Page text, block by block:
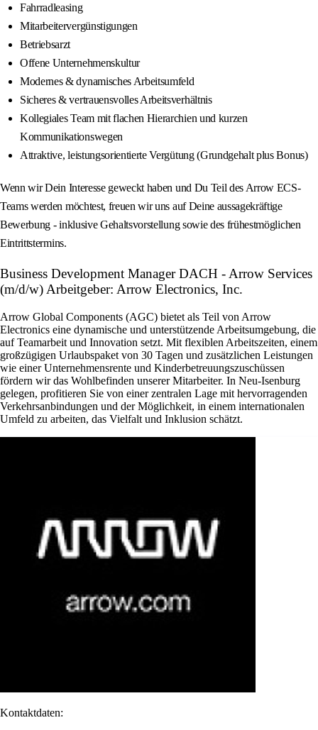
Fahrradleasing
Mitarbeitervergünstigungen
Betriebsarzt
Offene Unternehmenskultur
Modernes & dynamisches Arbeitsumfeld
Sicheres & vertrauensvolles Arbeitsverhältnis
Kollegiales Team mit flachen Hierarchien und kurzen
Kommunikationswegen
Attraktive, leistungsorientierte Vergütung (Grundgehalt plus Bonus)
Wenn wir Dein Interesse geweckt haben und Du Teil des Arrow ECS-
Teams werden möchtest, freuen wir uns auf Deine aussagekräftige
Bewerbung - inklusive Gehaltsvorstellung sowie des frühestmöglichen
Eintrittstermins.
Business Development Manager DACH - Arrow Services
(m/d/w) Arbeitgeber: Arrow Electronics, Inc.
Arrow Global Components (AGC) bietet als Teil von Arrow
Electronics eine dynamische und unterstützende Arbeitsumgebung, die
auf Teamarbeit und Innovation setzt. Mit flexiblen Arbeitszeiten, einem
großzügigen Urlaubspaket von 30 Tagen und zusätzlichen Leistungen
wie einer Unternehmensrente und Kinderbetreuungszuschüssen
fördern wir das Wohlbefinden unserer Mitarbeiter. In Neu-Isenburg
gelegen, profitieren Sie von einer zentralen Lage mit hervorragenden
Verkehrsanbindungen und der Möglichkeit, in einem internationalen
Umfeld zu arbeiten, das Vielfalt und Inklusion schätzt.
Kontaktdaten: